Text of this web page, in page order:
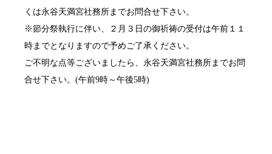
くは永谷天満宮社務所までお問合せ下さい。
※節分祭執行に伴い、２月３日の御祈祷の受付は午前１１
時までとなりますので予めご了承ください。
ご不明な点等ございましたら、永谷天満宮社務所までお問
合せ下さい。(午前9時～午後5時)